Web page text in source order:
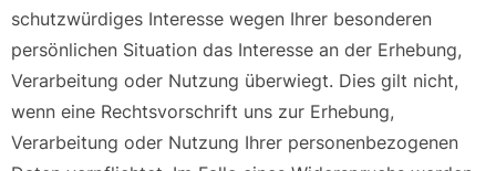
schutzwürdiges Interesse wegen Ihrer besonderen
persönlichen Situation das Interesse an der Erhebung,
Verarbeitung oder Nutzung überwiegt. Dies gilt nicht,
wenn eine Rechtsvorschrift uns zur Erhebung,
Verarbeitung oder Nutzung Ihrer personenbezogenen